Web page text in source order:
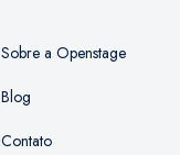
Sobre a Openstage
Blog
Contato